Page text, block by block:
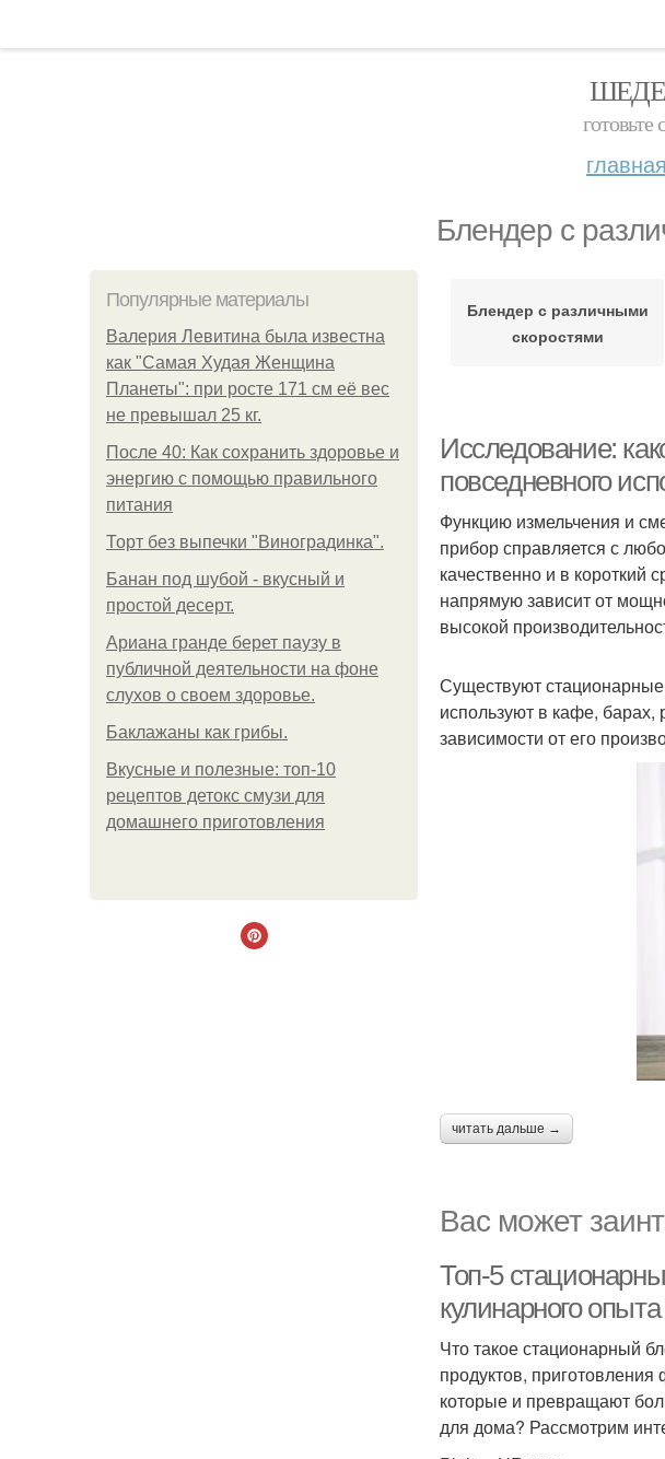
главная
Блендер с
Популярные материалы
Валерия Левитина была известна
как "Самая Худая Женщина
Планеты": при росте 171 см её вес
не превышал 25 кг.
После 40: Как сохранить здоровье и
энергию с помощью правильного
питания
Торт без выпечки "Виноградинка".
Банан под шубой - вкусный и
простой десерт.
Ариана гранде берет паузу в
публичной деятельности на фоне
слухов о своем здоровье.
Баклажаны как грибы.
Вкусные и полезные: топ-10
рецептов детокс смузи для
домашнего приготовления
Блендер с различными
скоростями
Исследование:
повседневного
Функцию измельчения и
прибор справляется с
качественно и в короткий
напрямую зависит от
высокой
Существуют
используют в кафе, барах,
зависимости от его
читать дальше →
Вас может
Топ-5
кулинарного опыта
Что такое стационарный
продуктов,
которые и превращают
для дома? Рассмотрим